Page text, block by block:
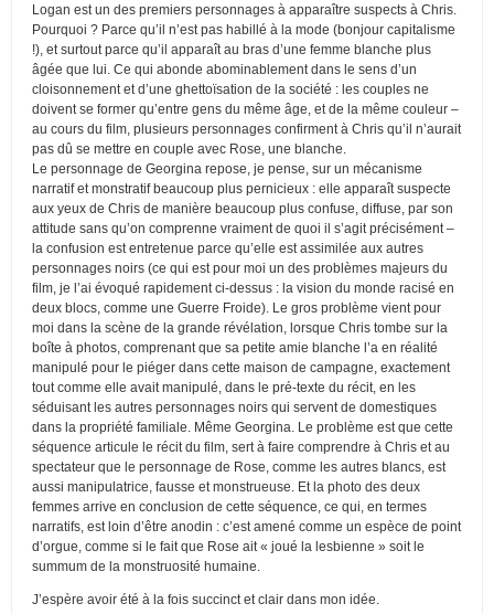
Logan est un des premiers personnages à apparaître suspects à Chris.
Pourquoi ? Parce qu’il n’est pas habillé à la mode (bonjour capitalisme
!), et surtout parce qu’il apparaît au bras d’une femme blanche plus
âgée que lui. Ce qui abonde abominablement dans le sens d’un
cloisonnement et d’une ghettoïsation de la société : les couples ne
doivent se former qu’entre gens du même âge, et de la même couleur –
au cours du film, plusieurs personnages confirment à Chris qu’il n’aurait
pas dû se mettre en couple avec Rose, une blanche.
Le personnage de Georgina repose, je pense, sur un mécanisme
narratif et monstratif beaucoup plus pernicieux : elle apparaît suspecte
aux yeux de Chris de manière beaucoup plus confuse, diffuse, par son
attitude sans qu’on comprenne vraiment de quoi il s’agit précisément –
la confusion est entretenue parce qu’elle est assimilée aux autres
personnages noirs (ce qui est pour moi un des problèmes majeurs du
film, je l’ai évoqué rapidement ci-dessus : la vision du monde racisé en
deux blocs, comme une Guerre Froide). Le gros problème vient pour
moi dans la scène de la grande révélation, lorsque Chris tombe sur la
boîte à photos, comprenant que sa petite amie blanche l’a en réalité
manipulé pour le piéger dans cette maison de campagne, exactement
tout comme elle avait manipulé, dans le pré-texte du récit, en les
séduisant les autres personnages noirs qui servent de domestiques
dans la propriété familiale. Même Georgina. Le problème est que cette
séquence articule le récit du film, sert à faire comprendre à Chris et au
spectateur que le personnage de Rose, comme les autres blancs, est
aussi manipulatrice, fausse et monstrueuse. Et la photo des deux
femmes arrive en conclusion de cette séquence, ce qui, en termes
narratifs, est loin d’être anodin : c’est amené comme un espèce de point
d’orgue, comme si le fait que Rose ait « joué la lesbienne » soit le
summum de la monstruosité humaine.
J’espère avoir été à la fois succinct et clair dans mon idée.